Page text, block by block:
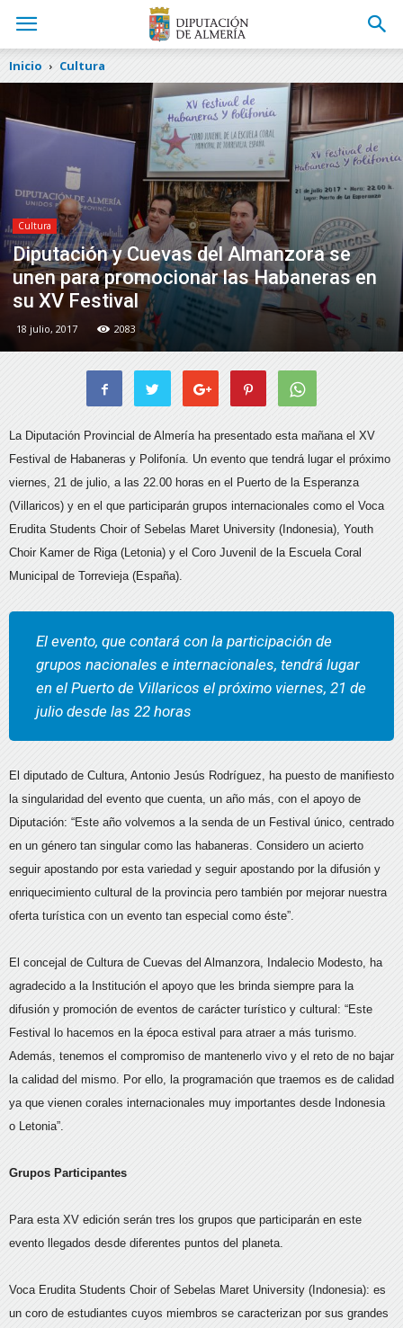
Inicio Cultura
Cultura
Diputación y Cuevas del Almanzora se
unen para promocionar las Habaneras en
su XV Festival
18 julio, 2017 2083
La Diputación Provincial de Almería ha presentado esta mañana el XV
Festival de Habaneras y Polifonía. Un evento que tendrá lugar el próximo
viernes, 21 de julio, a las 22.00 horas en el Puerto de la Esperanza
(Villaricos) y en el que participarán grupos internacionales como el Voca
Erudita Students Choir of Sebelas Maret University (Indonesia), Youth
Choir Kamer de Riga (Letonia) y el Coro Juvenil de la Escuela Coral
Municipal de Torrevieja (España).
El evento, que contará con la participación de
grupos nacionales e internacionales, tendrá lugar
en el Puerto de Villaricos el próximo viernes, 21 de
julio desde las 22 horas
El diputado de Cultura, Antonio Jesús Rodríguez, ha puesto de manifiesto
la singularidad del evento que cuenta, un año más, con el apoyo de
Diputación: “Este año volvemos a la senda de un Festival único, centrado
en un género tan singular como las habaneras. Considero un acierto
seguir apostando por esta variedad y seguir apostando por la difusión y
enriquecimiento cultural de la provincia pero también por mejorar nuestra
oferta turística con un evento tan especial como éste”.
El concejal de Cultura de Cuevas del Almanzora, Indalecio Modesto, ha
agradecido a la Institución el apoyo que les brinda siempre para la
difusión y promoción de eventos de carácter turístico y cultural: “Este
Festival lo hacemos en la época estival para atraer a más turismo.
Además, tenemos el compromiso de mantenerlo vivo y el reto de no bajar
la calidad del mismo. Por ello, la programación que traemos es de calidad
ya que vienen corales internacionales muy importantes desde Indonesia
o Letonia”.
Grupos Participantes
Para esta XV edición serán tres los grupos que participarán en este
evento llegados desde diferentes puntos del planeta.
Voca Erudita Students Choir of Sebelas Maret University (Indonesia): es
un coro de estudiantes cuyos miembros se caracterizan por sus grandes